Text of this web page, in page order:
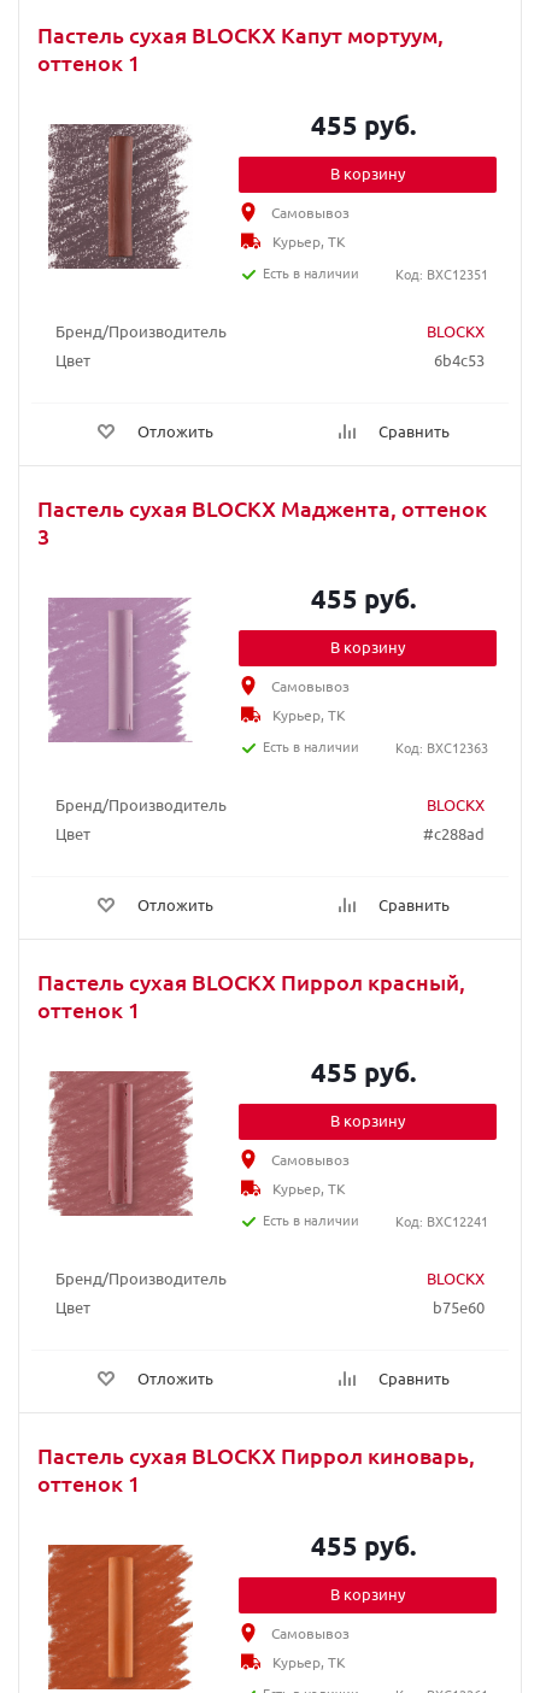
Пастель сухая BLOCKX Капут мортуум,
оттенок 1
Бренд/Производитель
BLOCKX
Цвет
6b4c53
Отложить Сравнить
455 руб.
В корзину
Самовывоз
Курьер, ТК
Есть в наличии
Код: BXC12351
Пастель сухая BLOCKX Маджента, оттенок
3
Бренд/Производитель
BLOCKX
Цвет
#c288ad
Отложить Сравнить
455 руб.
В корзину
Самовывоз
Курьер, ТК
Есть в наличии
Код: BXC12363
Пастель сухая BLOCKX Пиррол красный,
оттенок 1
Бренд/Производитель
BLOCKX
Цвет
b75e60
Отложить Сравнить
455 руб.
В корзину
Самовывоз
Курьер, ТК
Есть в наличии
Код: BXC12241
Пастель сухая BLOCKX Пиррол киноварь,
оттенок 1
455 руб.
В корзину
Самовывоз
Курьер, ТК